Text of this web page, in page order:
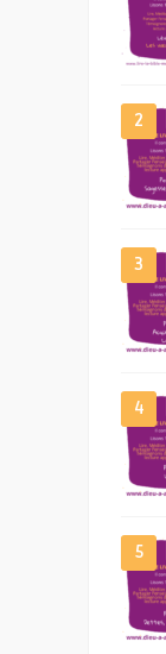
2
3
4
5